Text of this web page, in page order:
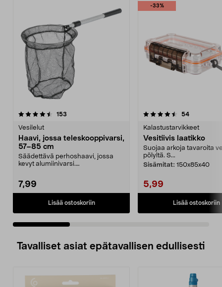
153
Vesilelut
Haavi, jossa teleskooppivarsi,
57–85 cm
Säädettävä perhoshaavi, jossa
kevyt alumiinivarsi.
7,99
Lisää ostoskoriin
-33%
4.5 viidestä
54arvostelut
Kalastustarvikkeet
Vesitiivis laatikko
Suojaa arkoja tavaroita
pölyltä. S...
Sisämitat: 150x85x40
5,99
Lisää ostoskoriin
4.5 viidestä
Tavalliset asiat epätavallisen edullisesti